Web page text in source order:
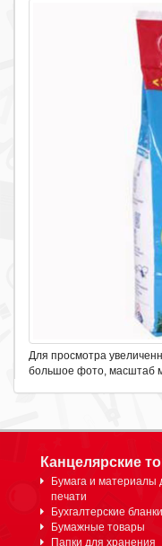
Для просмотра
большое фото, масштаб
Канцелярские
Бумага и материалы
печати
Бухгалтерские бланки
Бумажные товары
Папки для хранения